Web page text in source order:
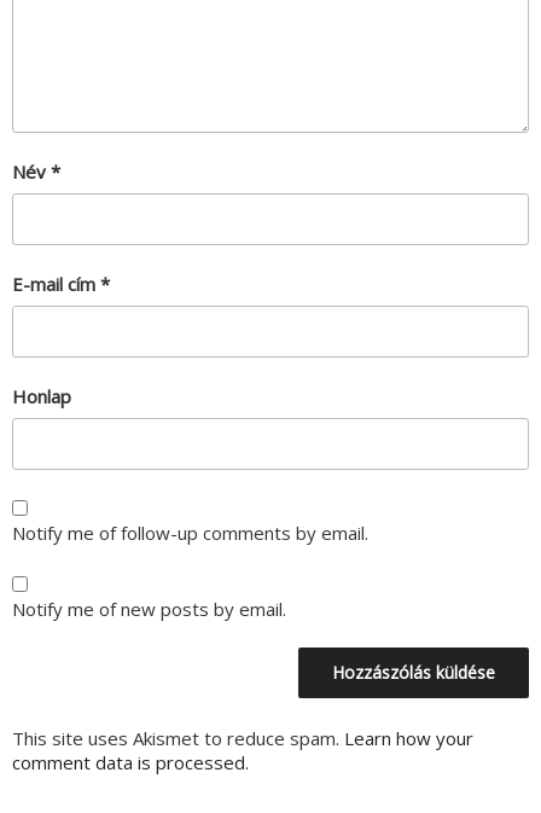
Név *
E-mail cím *
Honlap
Notify me of follow-up comments by email.
Notify me of new posts by email.
This site uses Akismet to reduce spam. Learn how your
comment data is processed.